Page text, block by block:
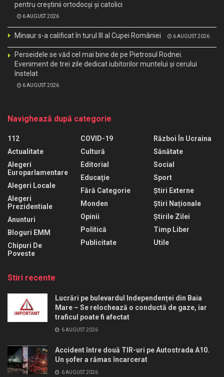
pentru creştinii ortodocşi şi catolici
6 AUGUST 2026
Minaur s-a calificat în turul III al Cupei României 6 AUGUST 2026
Perseidele se văd cel mai bine de pe Pietrosul Rodnei.
Eveniment de trei zile dedicat iubitorilor muntelui și cerului
înstelat
6 AUGUST 2026
Navighează după categorie
112
Actualitate
Alegeri
Europarlamentare
Alegeri Locale
Alegeri
Prezidentiale
Anunturi
Bloguri EMM
Chipuri De
Poveste
COVID-19
Cultură
Editorial
Educaţie
Fără Categorie
Monden
Opinii
Politică
Publicitate
Război În Ucraina
Sănătate
Social
Sport
Știri Externe
Știri Naționale
Știrile Zilei
Timp Liber
Utile
Stiri recente
Lucrări pe bulevardul Independenței din Baia
Mare – Se relochează o conductă de gaze, iar
traficul poate fi afectat
6 AUGUST 2026
Accident între două TIR-uri pe Autostrada A10.
Un șofer a rămas încarcerat
6 AUGUST 2026